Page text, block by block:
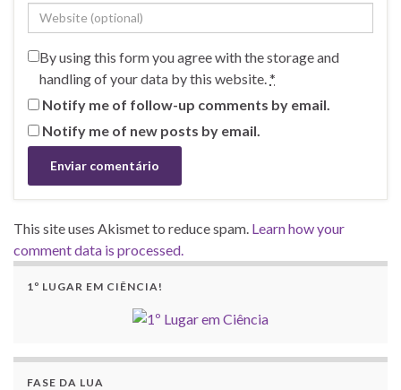
By using this form you agree with the storage and
handling of your data by this website.*
Notify me of follow-up comments by email.
Notify me of new posts by email.
This site uses Akismet to reduce spam. Learn how your
comment data is processed.
1º LUGAR EM CIÊNCIA!
FASE DA LUA